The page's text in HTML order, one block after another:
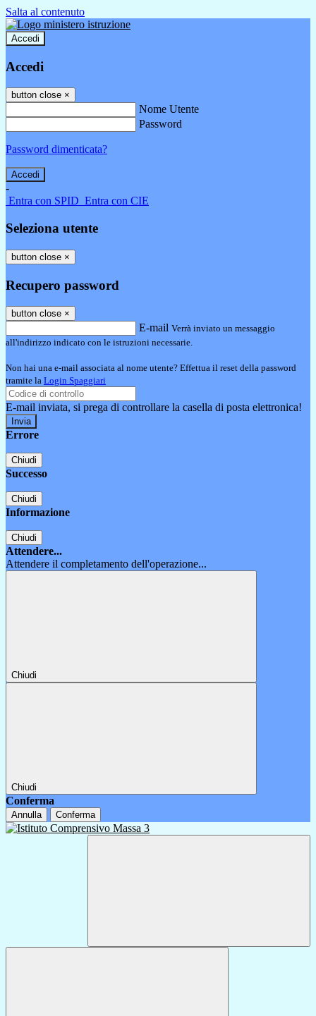
Salta al contenuto
Accedi
Accedi
button close ×
Nome Utente
Password
Password dimenticata?
-
Entra con SPID Entra con CIE
Seleziona utente
button close ×
Recupero password
button close ×
E-mail Verrà inviato un messaggio
all'indirizzo indicato con le istruzioni necessarie.
Non hai una e-mail associata al nome utente? Effettua il reset della password
tramite la Login Spaggiari
E-mail inviata, si prega di controllare la casella di posta elettronica!
Errore
Chiudi
Successo
Chiudi
Informazione
Chiudi
Attendere...
Attendere il completamento dell'operazione...
Chiudi
Chiudi
Conferma
Annulla Conferma